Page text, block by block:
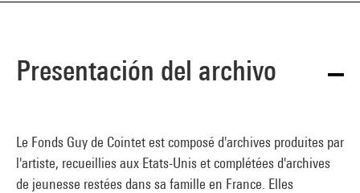
Presentación del archivo
Le Fonds Guy de Cointet est composé d'archives produites par
l'artiste, recueillies aux Etats-Unis et complétées d'archives
de jeunesse restées dans sa famille en France. Elles